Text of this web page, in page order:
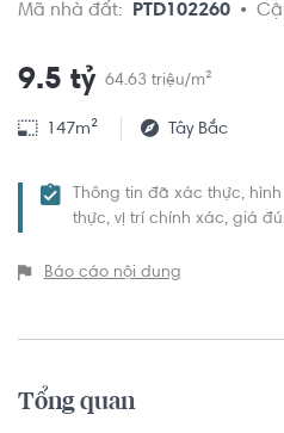
Mã nhà đất: PTD102260
9.5 tỷ 64.63 triệu/m²
147m² Tây Bắc
Thông tin đã xác thực,
thực, vị trí chính xác, giá
Báo cáo nội dung
Tổng quan